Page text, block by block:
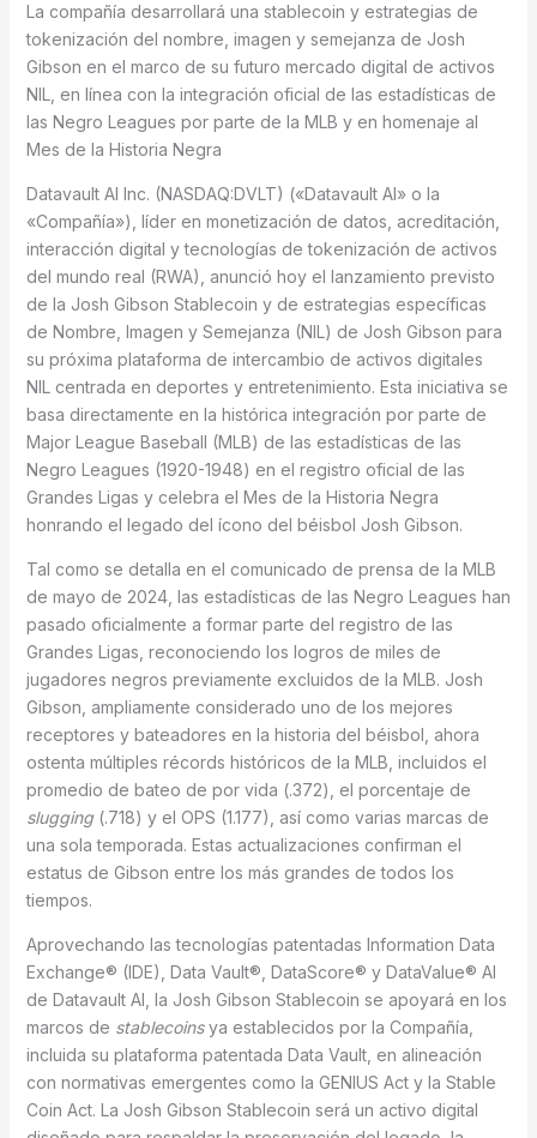
La compañía desarrollará una stablecoin y estrategias de
tokenización del nombre, imagen y semejanza de Josh
Gibson en el marco de su futuro mercado digital de activos
NIL, en línea con la integración oficial de las estadísticas de
las Negro Leagues por parte de la MLB y en homenaje al
Mes de la Historia Negra
Datavault AI Inc. (NASDAQ:DVLT) («Datavault AI» o la
«Compañía»), líder en monetización de datos, acreditación,
interacción digital y tecnologías de tokenización de activos
del mundo real (RWA), anunció hoy el lanzamiento previsto
de la Josh Gibson Stablecoin y de estrategias específicas
de Nombre, Imagen y Semejanza (NIL) de Josh Gibson para
su próxima plataforma de intercambio de activos digitales
NIL centrada en deportes y entretenimiento. Esta iniciativa se
basa directamente en la histórica integración por parte de
Major League Baseball (MLB) de las estadísticas de las
Negro Leagues (1920-1948) en el registro oficial de las
Grandes Ligas y celebra el Mes de la Historia Negra
honrando el legado del ícono del béisbol Josh Gibson.
Tal como se detalla en el comunicado de prensa de la MLB
de mayo de 2024, las estadísticas de las Negro Leagues han
pasado oficialmente a formar parte del registro de las
Grandes Ligas, reconociendo los logros de miles de
jugadores negros previamente excluidos de la MLB. Josh
Gibson, ampliamente considerado uno de los mejores
receptores y bateadores en la historia del béisbol, ahora
ostenta múltiples récords históricos de la MLB, incluidos el
promedio de bateo de por vida (.372), el porcentaje de
slugging(.718) y el OPS (1.177), así como varias marcas de
una sola temporada. Estas actualizaciones confirman el
estatus de Gibson entre los más grandes de todos los
tiempos.
Aprovechando las tecnologías patentadas Information Data
Exchange® (IDE), Data Vault®, DataScore® y DataValue® AI
de Datavault AI, la Josh Gibson Stablecoin se apoyará en los
marcos de stablecoinsya establecidos por la Compañía,
incluida su plataforma patentada Data Vault, en alineación
con normativas emergentes como la GENIUS Act y la Stable
Coin Act. La Josh Gibson Stablecoin será un activo digital